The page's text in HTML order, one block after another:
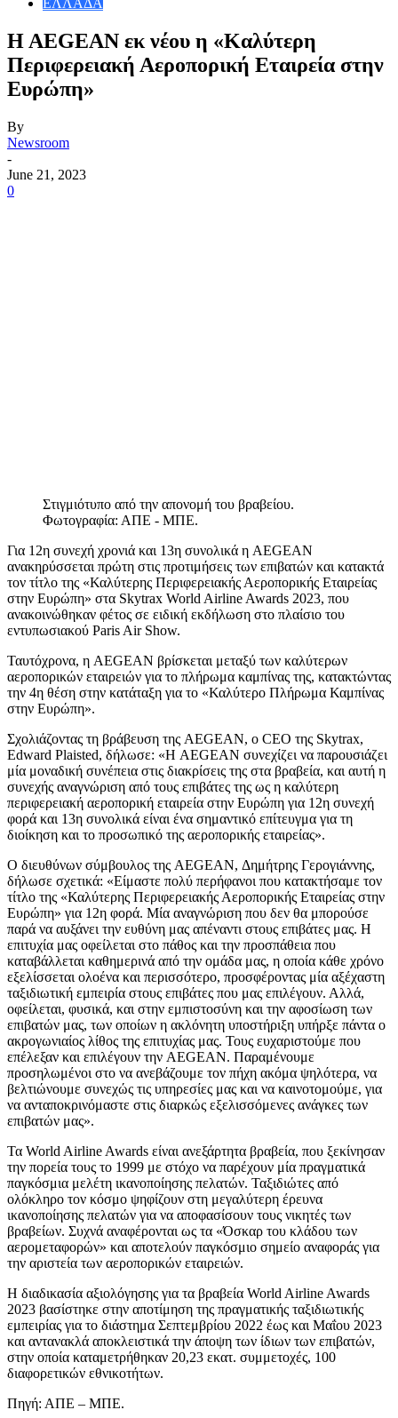
ΕΛΛΑΔΑ
H AEGEAN εκ νέου η «Καλύτερη
Περιφερειακή Αεροπορική Εταιρεία στην
Ευρώπη»
By
Newsroom
-
June 21, 2023
0
Στιγμιότυπο από την απονομή του βραβείου.
Φωτογραφία: ΑΠΕ - ΜΠΕ.
Για 12η συνεχή χρονιά και 13η συνολικά η AEGEAN
ανακηρύσσεται πρώτη στις προτιμήσεις των επιβατών και κατακτά
τον τίτλο της «Καλύτερης Περιφερειακής Αεροπορικής Εταιρείας
στην Ευρώπη» στα Skytrax World Airline Awards 2023, που
ανακοινώθηκαν φέτος σε ειδική εκδήλωση στο πλαίσιο του
εντυπωσιακού Paris Air Show.
Ταυτόχρονα, η AEGEAN βρίσκεται μεταξύ των καλύτερων
αεροπορικών εταιρειών για το πλήρωμα καμπίνας της, κατακτώντας
την 4η θέση στην κατάταξη για το «Καλύτερο Πλήρωμα Καμπίνας
στην Ευρώπη».
Σχολιάζοντας τη βράβευση της AEGEAN, ο CEO της Skytrax,
Edward Plaisted, δήλωσε: «Η AEGEAN συνεχίζει να παρουσιάζει
μία μοναδική συνέπεια στις διακρίσεις της στα βραβεία, και αυτή η
συνεχής αναγνώριση από τους επιβάτες της ως η καλύτερη
περιφερειακή αεροπορική εταιρεία στην Ευρώπη για 12η συνεχή
φορά και 13η συνολικά είναι ένα σημαντικό επίτευγμα για τη
διοίκηση και το προσωπικό της αεροπορικής εταιρείας».
Ο διευθύνων σύμβουλος της AEGEAN, Δημήτρης Γερογιάννης,
δήλωσε σχετικά: «Είμαστε πολύ περήφανοι που κατακτήσαμε τον
τίτλο της «Καλύτερης Περιφερειακής Αεροπορικής Εταιρείας στην
Ευρώπη» για 12η φορά. Μία αναγνώριση που δεν θα μπορούσε
παρά να αυξάνει την ευθύνη μας απέναντι στους επιβάτες μας. Η
επιτυχία μας οφείλεται στο πάθος και την προσπάθεια που
καταβάλλεται καθημερινά από την ομάδα μας, η οποία κάθε χρόνο
εξελίσσεται ολοένα και περισσότερο, προσφέροντας μία αξέχαστη
ταξιδιωτική εμπειρία στους επιβάτες που μας επιλέγουν. Αλλά,
οφείλεται, φυσικά, και στην εμπιστοσύνη και την αφοσίωση των
επιβατών μας, των οποίων η ακλόνητη υποστήριξη υπήρξε πάντα ο
ακρογωνιαίος λίθος της επιτυχίας μας. Τους ευχαριστούμε που
επέλεξαν και επιλέγουν την AEGEAN. Παραμένουμε
προσηλωμένοι στο να ανεβάζουμε τον πήχη ακόμα ψηλότερα, να
βελτιώνουμε συνεχώς τις υπηρεσίες μας και να καινοτομούμε, για
να ανταποκρινόμαστε στις διαρκώς εξελισσόμενες ανάγκες των
επιβατών μας».
Τα World Airline Awards είναι ανεξάρτητα βραβεία, που ξεκίνησαν
την πορεία τους το 1999 με στόχο να παρέχουν μία πραγματικά
παγκόσμια μελέτη ικανοποίησης πελατών. Ταξιδιώτες από
ολόκληρο τον κόσμο ψηφίζουν στη μεγαλύτερη έρευνα
ικανοποίησης πελατών για να αποφασίσουν τους νικητές των
βραβείων. Συχνά αναφέρονται ως τα «Όσκαρ του κλάδου των
αερομεταφορών» και αποτελούν παγκόσμιο σημείο αναφοράς για
την αριστεία των αεροπορικών εταιρειών.
Η διαδικασία αξιολόγησης για τα βραβεία World Airline Awards
2023 βασίστηκε στην αποτίμηση της πραγματικής ταξιδιωτικής
εμπειρίας για το διάστημα Σεπτεμβρίου 2022 έως και Μαΐου 2023
και αντανακλά αποκλειστικά την άποψη των ίδιων των επιβατών,
στην οποία καταμετρήθηκαν 20,23 εκατ. συμμετοχές, 100
διαφορετικών εθνικοτήτων.
Πηγή: ΑΠΕ – ΜΠΕ.